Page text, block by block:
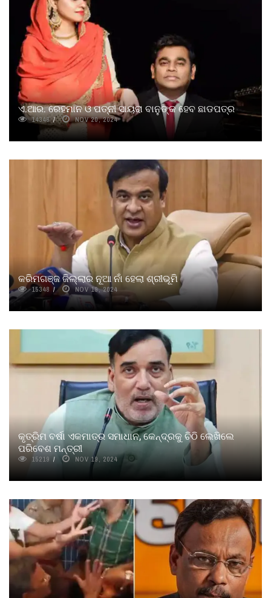
ଏ.ଆର. ରେହମାନ ଓ ପତ୍ନୀ ସାୟରା ବାନୁଙ୍କ ହେବ ଛାଡପତ୍ର
14346 NOV 20, 2024
କରିମଗଞ୍ଜ ଜିଲ୍ଲାର ନୂଆ ନାଁ ହେଲା ଶ୍ରୀଭୂମି
15348 NOV 19, 2024
କୃତ୍ରିମ ବର୍ଷା ଏକମାତ୍ର ସମାଧାନ, କେନ୍ଦ୍ରକୁ ଚିଠି ଲେଖିଲେ
ପରିବେଶ ମନ୍ତ୍ରୀ
15219 NOV 19, 2024